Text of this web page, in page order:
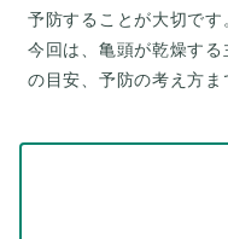
予防することが大切です
今回は、亀頭が乾燥す